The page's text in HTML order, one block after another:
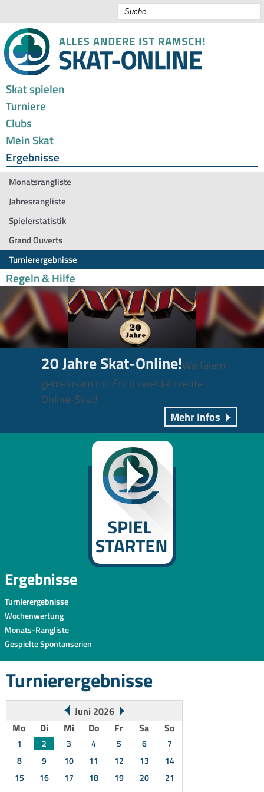
Skat spielen
Turniere
Clubs
Mein Skat
Ergebnisse
Monatsrangliste
Jahresrangliste
Spielerstatistik
Grand Ouverts
Turnierergebnisse
Regeln & Hilfe
20 Jahre Skat-Online!Wir feiern
gemeinsam mit Euch zwei Jahrzente
Online-Skat!
Mehr Infos
Ergebnisse
Turnierergebnisse
Wochenwertung
Monats-Rangliste
Gespielte Spontanserien
Turnierergebnisse
Juni 2026
Mo
Di Mi Do Fr Sa So
1 2 3 4 5 6
7
8
9 10 11 12 13
14
15
16 17 18 19 20
21